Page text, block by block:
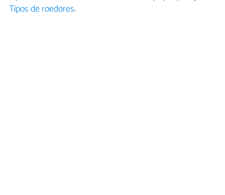
Tipos de roedores.